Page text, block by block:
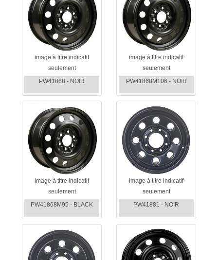
image à titre indicatif
seulement
PW41868 - NOIR
image à titre indicatif
seulement
PW41868M106 - NOIR
image à titre indicatif
seulement
PW41868M95 - BLACK
image à titre indicatif
seulement
PW41881 - NOIR